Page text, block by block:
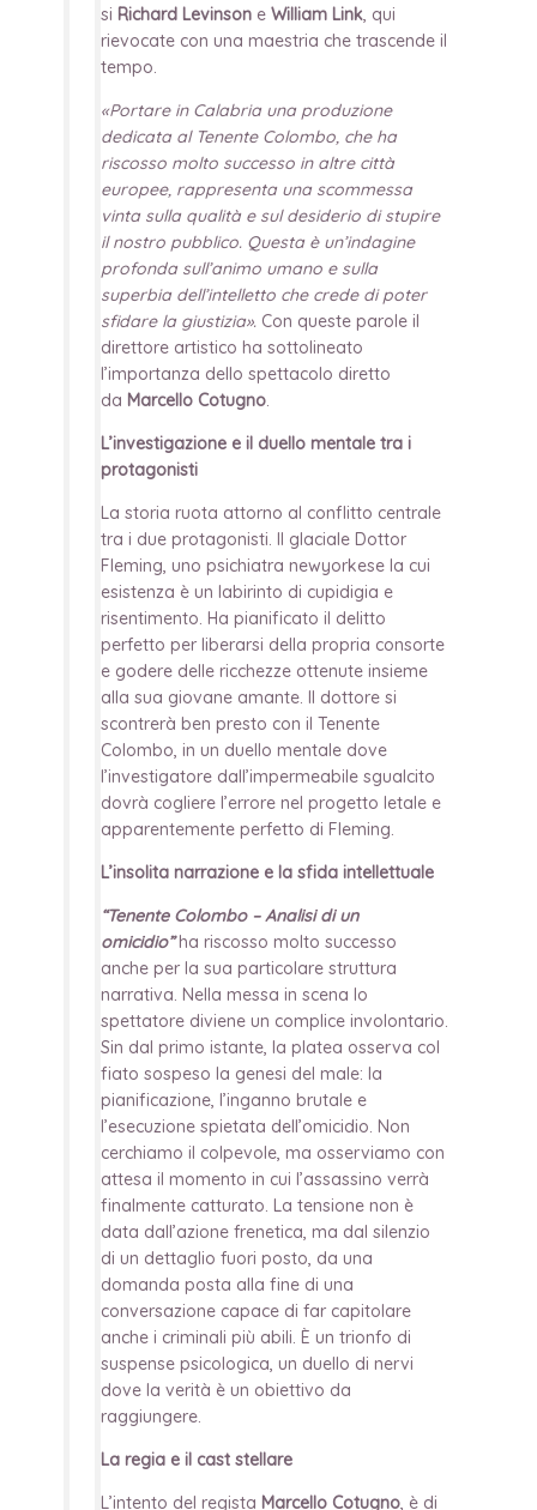
si Richard Levinson e William Link, qui
rievocate con una maestria che trascende il
tempo.
«Portare in Calabria una produzione
dedicata al Tenente Colombo, che ha
riscosso molto successo in altre città
europee, rappresenta una scommessa
vinta sulla qualità e sul desiderio di stupire
il nostro pubblico. Questa è un’indagine
profonda sull’animo umano e sulla
superbia dell’intelletto che crede di poter
sfidare la giustizia». Con queste parole il
direttore artistico ha sottolineato
l’importanza dello spettacolo diretto
da Marcello Cotugno.
L’investigazione e il duello mentale tra i
protagonisti
La storia ruota attorno al conflitto centrale
tra i due protagonisti. Il glaciale Dottor
Fleming, uno psichiatra newyorkese la cui
esistenza è un labirinto di cupidigia e
risentimento. Ha pianificato il delitto
perfetto per liberarsi della propria consorte
e godere delle ricchezze ottenute insieme
alla sua giovane amante. Il dottore si
scontrerà ben presto con il Tenente
Colombo, in un duello mentale dove
l’investigatore dall’impermeabile sgualcito
dovrà cogliere l’errore nel progetto letale e
apparentemente perfetto di Fleming.
L’insolita narrazione e la sfida intellettuale
“Tenente Colombo – Analisi di un
omicidio”ha riscosso molto successo
anche per la sua particolare struttura
narrativa. Nella messa in scena lo
spettatore diviene un complice involontario.
Sin dal primo istante, la platea osserva col
fiato sospeso la genesi del male: la
pianificazione, l’inganno brutale e
l’esecuzione spietata dell’omicidio. Non
cerchiamo il colpevole, ma osserviamo con
attesa il momento in cui l’assassino verrà
finalmente catturato. La tensione non è
data dall’azione frenetica, ma dal silenzio
di un dettaglio fuori posto, da una
domanda posta alla fine di una
conversazione capace di far capitolare
anche i criminali più abili. È un trionfo di
suspense psicologica, un duello di nervi
dove la verità è un obiettivo da
raggiungere.
La regia e il cast stellare
L’intento del regista Marcello Cotugno, è di